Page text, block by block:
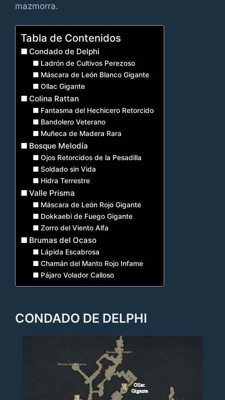
mazmorra.
Tabla de Contenidos
Condado de Delphi
Ladrón de Cultivos Perezoso
Máscara de León Blanco Gigante
Ollac Gigante
Colina Rattan
Fantasma del Hechicero Retorcido
Bandolero Veterano
Muñeca de Madera Rara
Bosque Melodía
Ojos Retorcidos de la Pesadilla
Soldado sin Vida
Hidra Terrestre
Valle Prisma
Máscara de León Rojo Gigante
Dokkaebi de Fuego Gigante
Zorro del Viento Alfa
Brumas del Ocaso
Lápida Escabrosa
Chamán del Manto Rojo Infame
Pájaro Volador Calloso
CONDADO DE DELPHI